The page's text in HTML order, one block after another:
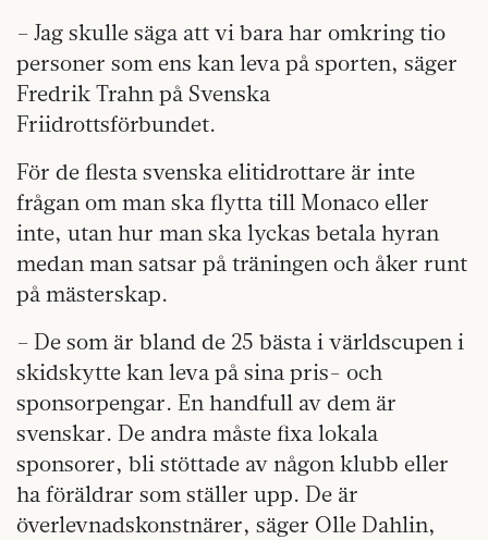
– Jag skulle säga att vi bara har omkring tio
personer som ens kan leva på sporten, säger
Fredrik Trahn på Svenska
Friidrottsförbundet.
För de flesta svenska elitidrottare är inte
frågan om man ska flytta till Monaco eller
inte, utan hur man ska lyckas betala hyran
medan man satsar på träningen och åker runt
på mästerskap.
– De som är bland de 25 bästa i världscupen i
skidskytte kan leva på sina pris- och
sponsorpengar. En handfull av dem är
svenskar. De andra måste fixa lokala
sponsorer, bli stöttade av någon klubb eller
ha föräldrar som ställer upp. De är
överlevnadskonstnärer, säger Olle Dahlin,